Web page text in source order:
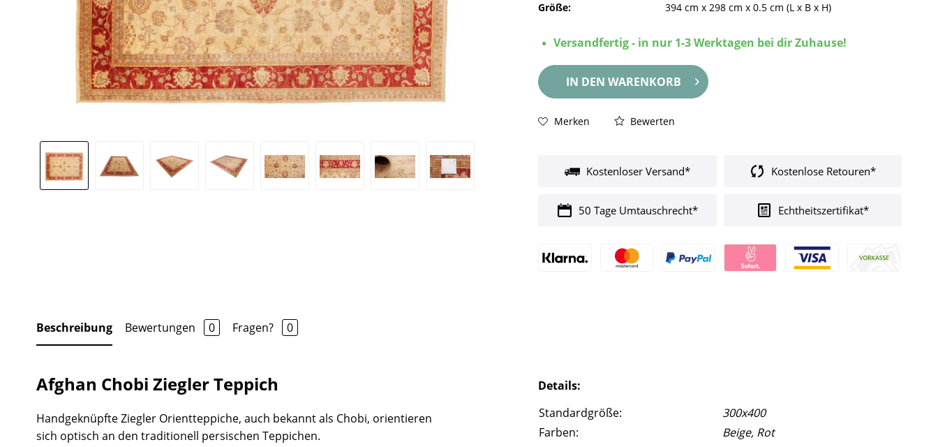
Größe:
394 cm x298 cm x0.5 cm (L x B x H)
Versandfertig - in nur 1-3 Werktagen bei dir Zuhause!
IN DEN WARENKORB
Merken Bewerten
Kostenloser Versand* Kostenlose Retouren*
50 Tage Umtauschrecht* Echtheitszertifikat*
Beschreibung Bewertungen 0 Fragen? 0
Afghan Chobi Ziegler Teppich
Handgeknüpfte Ziegler Orientteppiche, auch bekannt als Chobi, orientieren
sich optisch an den traditionell persischen Teppichen.
Details:
Standardgröße:
300x400
Farben:
Beige, Rot